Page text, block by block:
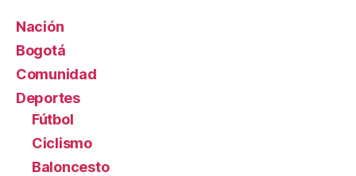
Nación
Bogotá
Comunidad
Deportes
Fútbol
Ciclismo
Baloncesto